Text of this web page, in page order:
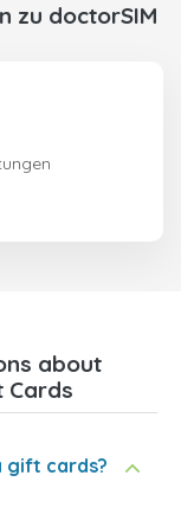
zu doctorSIM
about
Cards
gift cards?